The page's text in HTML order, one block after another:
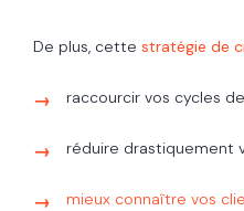
De plus, cette stratégie de
raccourcir vos cycles
réduire drastiquement
mieux connaître vos